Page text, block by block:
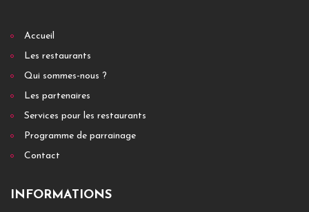
Aux epherites
Aux Ephérites - La bistronomie fusionnelle et juste.
Accueil
Les restaurants
Qui sommes-nous ?
Les partenaires
Services pour les restaurants
Programme de parrainage
Contact
INFORMATIONS